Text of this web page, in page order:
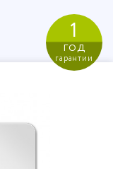
1
год
гарантии